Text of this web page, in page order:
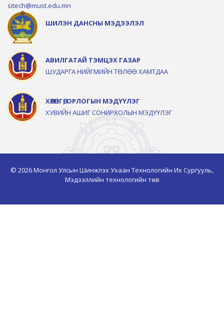
sitech@must.edu.mn
ШИЛЭН ДАНСНЫ МЭДЭЭЛЭЛ
АВИЛГАТАЙ ТЭМЦЭХ ГАЗАР
ШУДАРГА НИЙГМИЙН ТӨЛӨӨ ХАМТДАА
ХӨРӨНГӨ, ОРЛОГЫН МЭДҮҮЛЭГ
ХУВИЙН АШИГ СОНИРХОЛЫН МЭДҮҮЛЭГ
© 2026 Монгол Улсын Шинжлэх Ухаан Технологийн Их Сургууль,
Мэдээллийн технологийн төв